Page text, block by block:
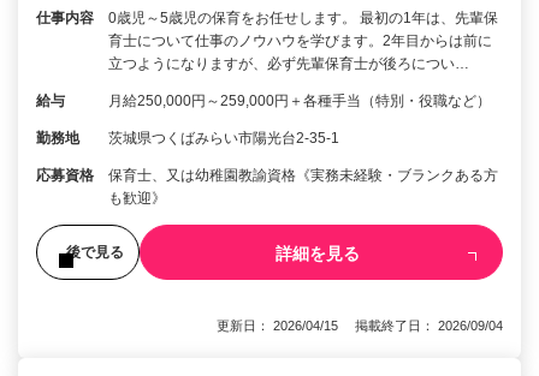
仕事内容
0歳児～5歳児の保育をお任せします。 最初の1年は、先輩保
育士について仕事のノウハウを学びます。2年目からは前に
立つようになりますが、必ず先輩保育士が後ろについ…
給与 月給250,000円～259,000円＋各種手当（特別・役職など）
勤務地 茨城県つくばみらい市陽光台2-35-1
応募資格
保育士、又は幼稚園教諭資格《実務未経験・ブランクある方
も歓迎》
後で見る 詳細を見る
更新日： 2026/04/15 掲載終了日： 2026/09/04